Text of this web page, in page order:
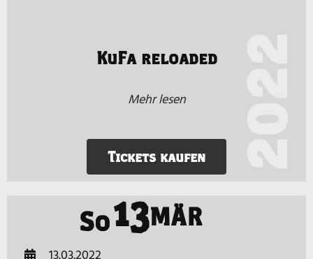
KuFa reloaded
Mehr lesen
Tickets kaufen 2022
So13MÄR
13.03.2022